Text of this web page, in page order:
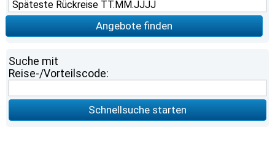
Angebote finden
Suche mit
Reise-/Vorteilscode:
Schnellsuche starten